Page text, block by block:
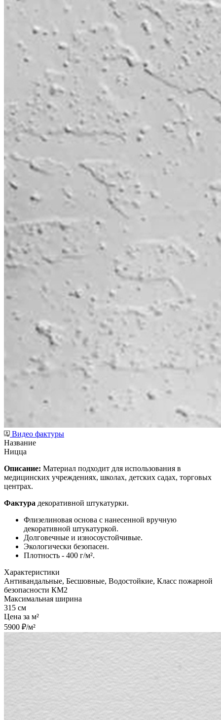
Видео фактуры
Название
Ницца
Описание: Материал подходит для использования в
медицинских учреждениях, школах, детских садах, торговых
центрах.
Фактура декоративной штукатурки.
Флизелиновая основа с нанесенной вручную
декоративной штукатуркой.
Долговечные и износоустойчивые.
Экологически безопасен.
Плотность - 400 г/м².
Характеристики
Антивандальные, Бесшовные, Водостойкие, Класс пожарной
безопасности КМ2
Максимальная ширина
315 см
Цена за м²
5900 ₽/м²